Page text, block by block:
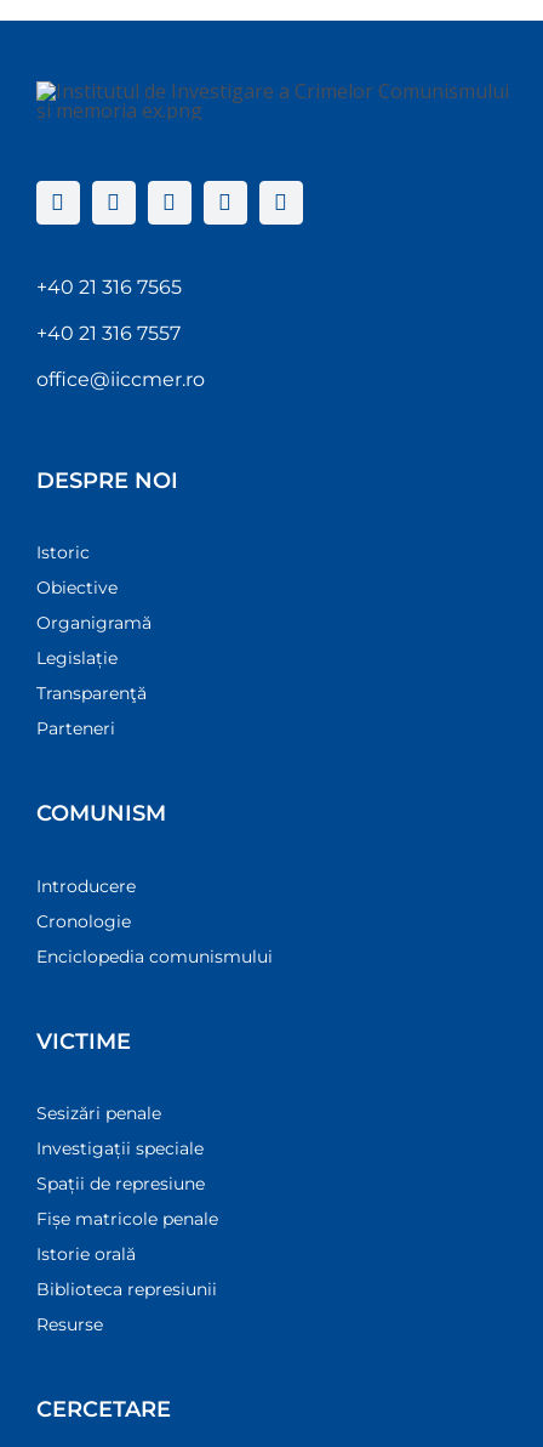
+40 21 316 7565
+40 21 316 7557
office@iiccmer.ro
DESPRE NOI
Istoric
Obiective
Organigramă
Legislație
Transparenţă
Parteneri
COMUNISM
Introducere
Cronologie
Enciclopedia comunismului
VICTIME
Sesizări penale
Investigații speciale
Spații de represiune
Fișe matricole penale
Istorie orală
Biblioteca represiunii
Resurse
CERCETARE